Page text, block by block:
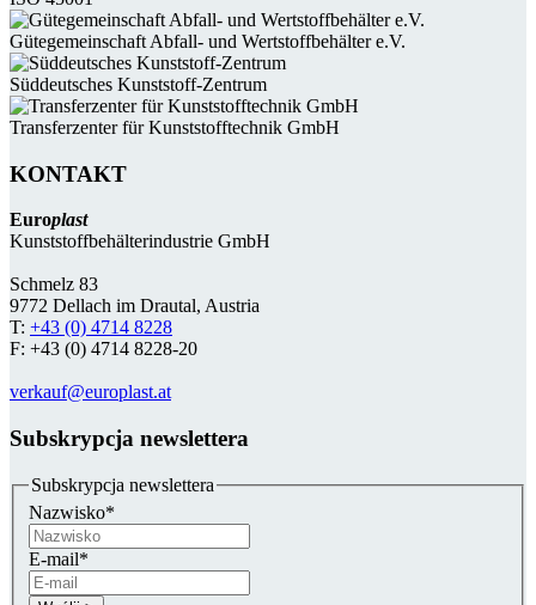
Güte­gemein­schaft Abfall- und Wert­stoff­behälter e.V.
Süddeutsches Kunststoff-Zentrum
Transferzenter für Kunststoff­technik GmbH
KONTAKT
Europlast
Kunststoffbehälterindustrie GmbH
Schmelz 83
9772 Dellach im Drautal, Austria
T: +43 (0) 4714 8228
F: +43 (0) 4714 8228-20
verkauf@europlast.at
Subskrypcja newslettera
Subskrypcja newslettera
Nazwisko*
E-mail*